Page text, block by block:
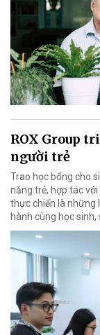
ROX Group
người trẻ
Trao học bổng cho
năng trẻ, hợp tác
thực chiến là những
hành cùng học sinh,